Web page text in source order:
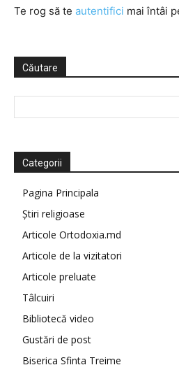
Te rog să te autentifici mai întâi
Căutare
Categorii
Pagina Principala
Știri religioase
Articole Ortodoxia.md
Articole de la vizitatori
Articole preluate
Tâlcuiri
Bibliotecă video
Gustări de post
Biserica Sfinta Treime